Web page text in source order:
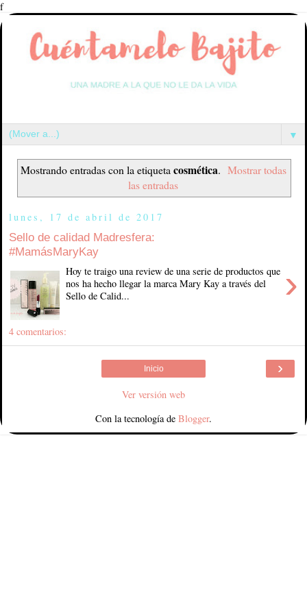
f
▼
Mostrando entradas con la etiqueta cosmética. Mostrar todas
las entradas
lunes, 17 de abril de 2017
Sello de calidad Madresfera:
#MamásMaryKay
›
Hoy te traigo una review de una serie de productos que
nos ha hecho llegar la marca Mary Kay a través del
Sello de Calid...
4 comentarios:
›
Inicio
Ver versión web
Con la tecnología de Blogger.